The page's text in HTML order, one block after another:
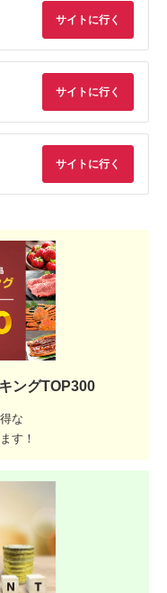
サイトに行く
サイトに行く
サイトに行く
ングTOP300
な
す！